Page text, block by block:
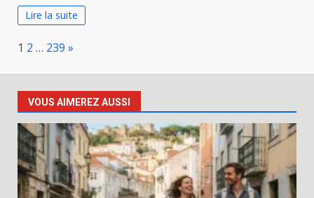
Lire la suite
Page:
1 2 … 239 Next
»
VOUS AIMEREZ AUSSI